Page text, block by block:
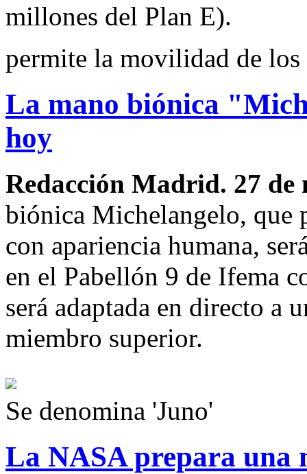
millones del Plan E).
permite la movilidad de los
La mano biónica
hoy
Redacción Madrid. 27
biónica Michelangelo, que
con apariencia humana,
en el Pabellón 9 de Ifema
será adaptada en directo a
miembro superior.
Se denomina 'Juno'
La NASA prepara una